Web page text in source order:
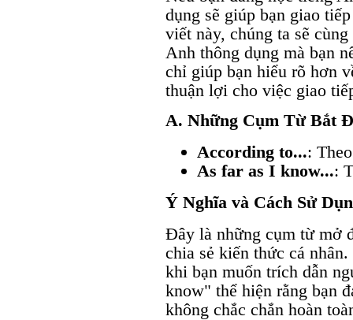
dụng sẽ giúp bạn giao
viết này, chúng ta sẽ
Anh thông dụng mà bạn
chỉ giúp bạn hiểu rõ hơn
thuận lợi cho việc giao
A. Những Cụm Từ Bắt
According to...:
As far as I know...:
Ý Nghĩa và Cách Sử
Đây là những cụm từ mở
chia sẻ kiến thức cá
khi bạn muốn trích dẫn
know" thể hiện rằng bạn
không chắc chắn hoàn